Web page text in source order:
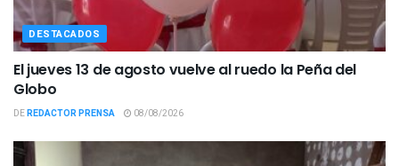
DESTACADOS
El jueves 13 de agosto vuelve al ruedo la Peña del
Globo
DEREDACTOR PRENSA 08/08/2026